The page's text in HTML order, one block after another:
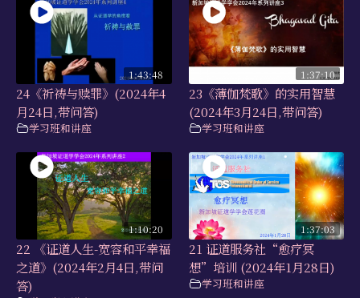
1:43:48
24《祈祷与赎罪》(2024年4
月24日,带问答)
学习班和讲座
1:37:10
23《薄伽梵歌》的实用智慧
(2024年3月24日,带问答)
学习班和讲座
1:10:20
22 《证道人生-宽容和平幸福
之道》(2024年2月4日,带问
答)
1:37:03
21 证道服务社“愈疗冥
想”培训 (2024年1月28日)
学习班和讲座